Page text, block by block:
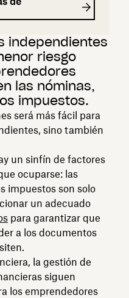
independientes
riesgo
las nóminas,
impuestos.
será más fácil para
sino también
un sinfín de factores
ocuparse: las
impuestos son solo
un adecuado
para garantizar que
a los documentos
la gestión de
siguen
los emprendedores